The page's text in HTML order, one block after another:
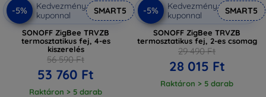
-5%
Kedvezmény
kuponnal
SMART5
SONOFF ZigBee TRVZB
termosztatikus fej, 4-es
kiszerelés
56 590 Ft
53 760 Ft
Raktáron > 5 darab
-5%
Kedvezmény
kuponnal
SMART5
SONOFF ZigBee TRVZB
termosztatikus fej, 2-es csomag
29 490 Ft
28 015 Ft
Raktáron > 5 darab